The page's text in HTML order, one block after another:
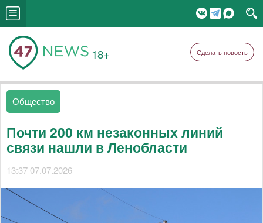
18+ Сделать новость
Общество
Почти 200 км незаконных линий
связи нашли в Ленобласти
13:37 07.07.2026